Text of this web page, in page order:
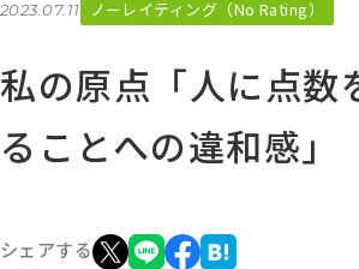
2023.07.11 ノーレイティング（No Rating）
私の原点「人に点数
ることへの違和感」
シェアする